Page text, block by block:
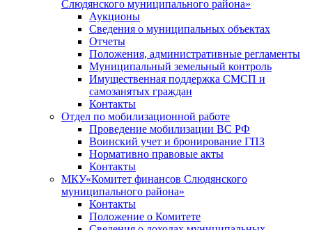
Слюдянского муниципального района»
Аукционы
Сведения о муниципальных объектах
Отчеты
Положения, административные регламенты
Муниципальный земельный контроль
Имущественная поддержка СМСП и
самозанятых граждан
Контакты
Отдел по мобилизационной работе
Проведение мобилизации ВС РФ
Воинский учет и бронирование ГПЗ
Нормативно правовые акты
Контакты
МКУ«Комитет финансов Слюдянского
муниципального района»
Контакты
Положение о Комитете